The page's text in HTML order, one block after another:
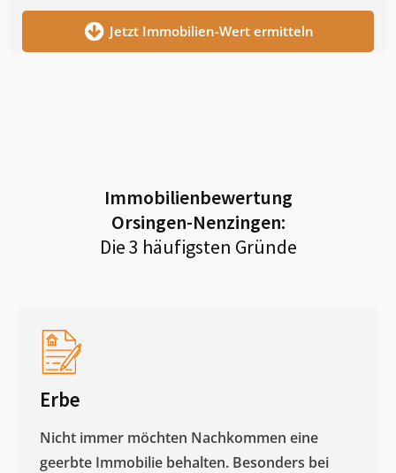
Jetzt Immobilien-Wert ermitteln
Immobilienbewertung
Orsingen-Nenzingen:
Die 3 häufigsten Gründe
Erbe
Nicht immer möchten Nachkommen eine
geerbte Immobilie behalten. Besonders bei